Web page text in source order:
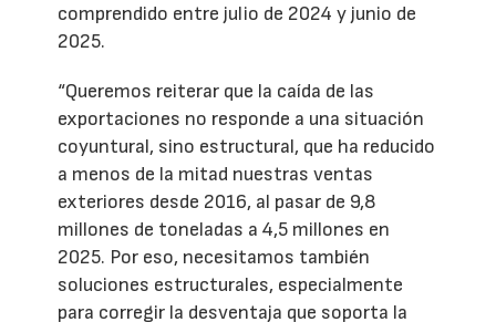
comprendido entre julio de 2024 y junio de
2025.
“Queremos reiterar que la caída de las
exportaciones no responde a una situación
coyuntural, sino estructural, que ha reducido
a menos de la mitad nuestras ventas
exteriores desde 2016, al pasar de 9,8
millones de toneladas a 4,5 millones en
2025. Por eso, necesitamos también
soluciones estructurales, especialmente
para corregir la desventaja que soporta la